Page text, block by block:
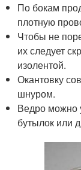
По бокам
плотную
Чтобы не
их следует
изолентой.
Окантовку
шнуром.
Ведро можно
бутылок или